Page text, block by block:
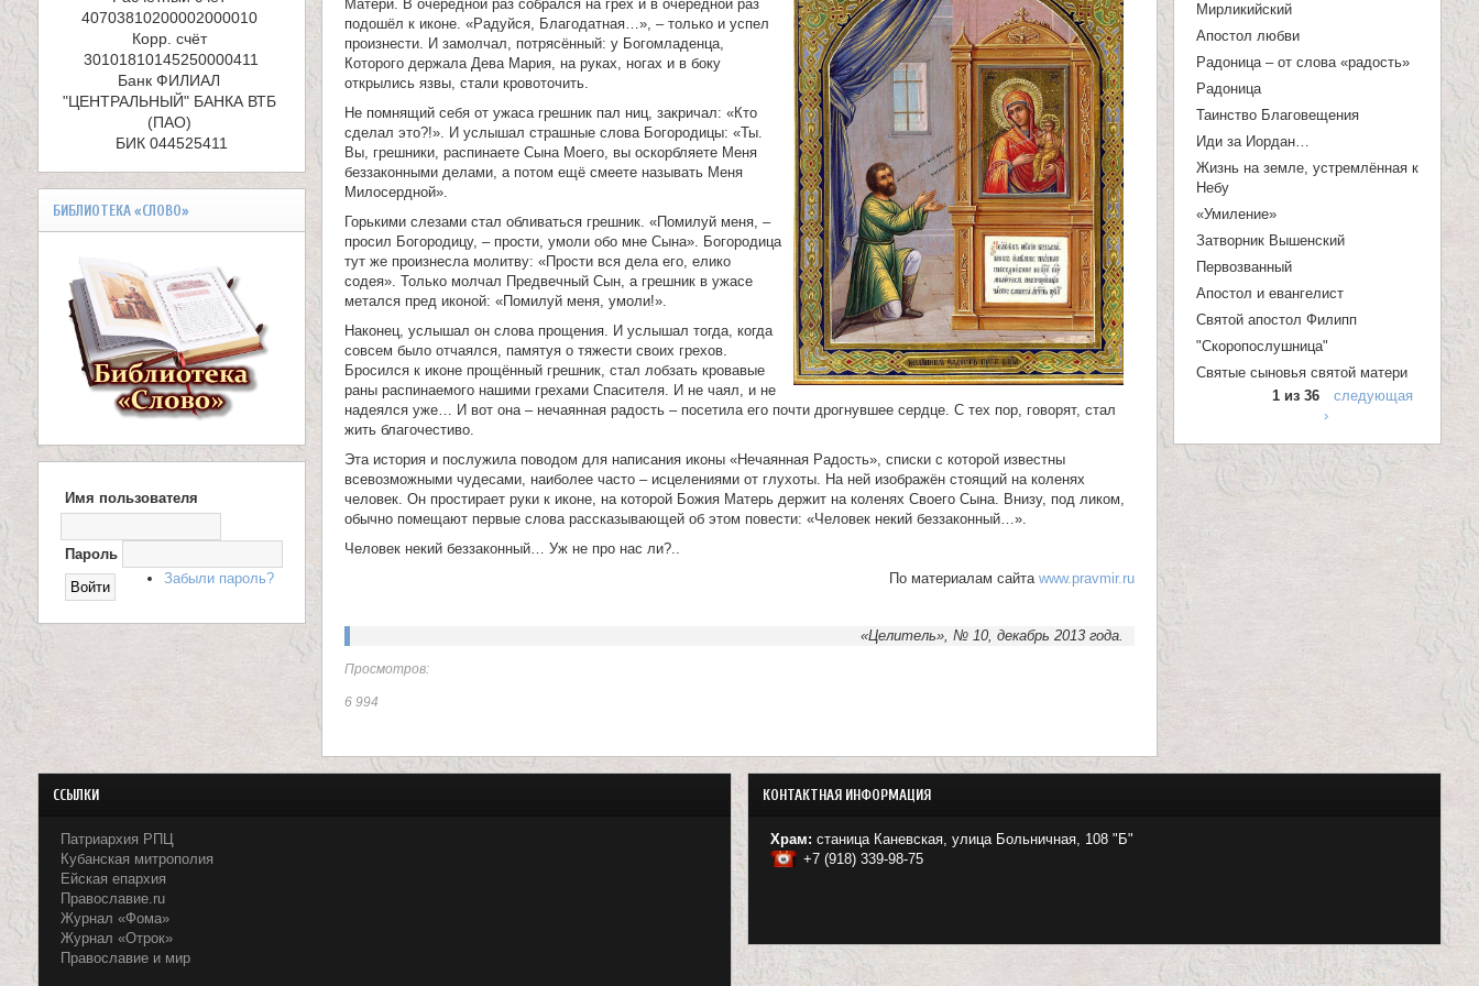
о
м
у
к
е
Матери. В очередной раз собрался на грех и в очередной раз
подошёл к иконе. «Радуйся, Благодатная…», – только и успел
произнести. И замолчал, потрясённый: у Богомладенца,
Которого держала Дева Мария, на руках, ногах и в боку
открылись язвы, стали кровоточить.
Не помнящий себя от ужаса грешник пал ниц, закричал: «Кто
сделал это?!». И услышал страшные слова Богородицы: «Ты.
Вы, грешники, распинаете Сына Моего, вы оскорбляете Меня
беззаконными делами, а потом ещё смеете называть Меня
Милосердной».
Горькими слезами стал обливаться грешник. «Помилуй меня, –
просил Богородицу, – прости, умоли обо мне Сына». Богородица
тут же произнесла молитву: «Прости вся дела его, елико
содея». Только молчал Предвечный Сын, а грешник в ужасе
метался пред иконой: «Помилуй меня, умоли!».
Наконец, услышал он слова прощения. И услышал тогда, когда
совсем было отчаялся, памятуя о тяжести своих грехов.
Бросился к иконе прощённый грешник, стал лобзать кровавые
раны распинаемого нашими грехами Спасителя. И не чаял, и не
надеялся уже… И вот она – нечаянная радость – посетила его почти дрогнувшее сердце. С тех пор, говорят, стал
жить благочестиво.
Эта история и послужила поводом для написания иконы «Нечаянная Радость», списки с которой известны
всевозможными чудесами, наиболее часто – исцелениями от глухоты. На ней изображён стоящий на коленях
человек. Он простирает руки к иконе, на которой Божия Матерь держит на коленях Своего Сына. Внизу, под ликом,
обычно помещают первые слова рассказывающей об этом повести: «Человек некий беззаконный…».
Человек некий беззаконный… Уж не про нас ли?..
По материалам сайтаwww.pravmir.ru
«Целитель», № 10, декабрь 2013 года.
Просмотров:
6 994
40703810200002000010
Корр. счёт
Банк ФИЛИАЛ
"ЦЕНТРАЛЬНЫЙ" БАНКА ВТБ
(ПАО)
БИК 044525411
БИБЛИОТЕКА «СЛОВО»
О
Имя пользователя
Пароль
Забыли пароль?
п
о
и
с
к
а
Мирликийский
Апостол любви
Радоница – от слова «радость»
Радоница
Таинство Благовещения
Иди за Иордан…
Жизнь на земле, устремлённая к
Небу
«Умиление»
Затворник Вышенский
Первозванный
Апостол и евангелист
Святой апостол Филипп
"Скоропослушница"
Святые сыновья святой матери
1 из 36
следующая
›
ССЫЛКИ
Патриархия РПЦ
Кубанская митрополия
Ейская епархия
Православие.ru
Журнал «Фома»
Журнал «Отрок»
Православие и мир
КОНТАКТНАЯ ИНФОРМАЦИЯ
Храм: станица Каневская, улица Больничная, 108 "Б"
+7 (918) 339-98-75